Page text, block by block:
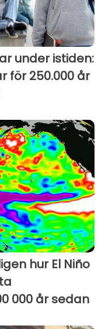
under istiden:
för 250.000 år
hur El Niño
000 år sedan